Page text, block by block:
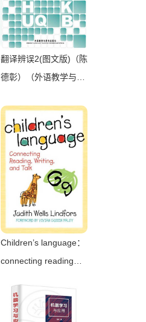
翻译辨误2(图文版)（陈
德彰）（外语教学与研
Children’s language：
connecting reading，
talk（Judith Wells
Lindfors）（Teachers